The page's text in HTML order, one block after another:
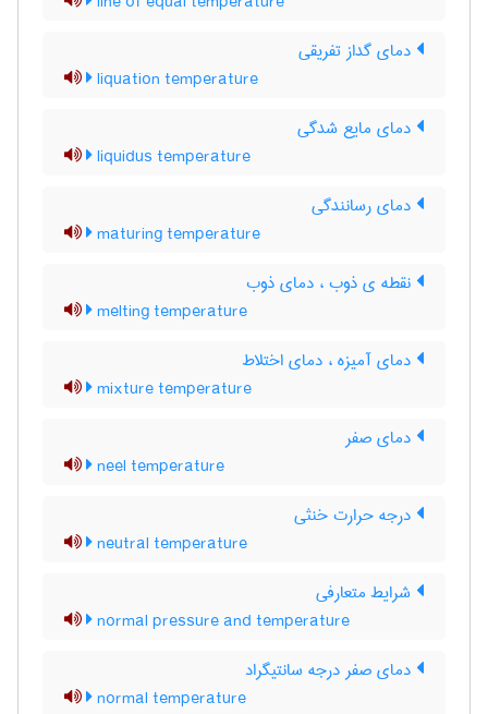
دمای گداز تفریقی
liquation temperature
دمای مایع شدگی
liquidus temperature
دمای رسانندگی
maturing temperature
نقطه ی ذوب ، دمای ذوب
melting temperature
دمای آمیزه ، دمای اختلاط
mixture temperature
دمای صفر
neel temperature
درجه حرارت خنثی
neutral temperature
شرایط متعارفی
normal pressure and temperature
دمای صفر درجه سانتیگراد
normal temperature